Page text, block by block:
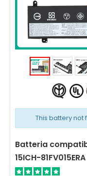
This battery not
Batteria
15ICH-81FV015ERA